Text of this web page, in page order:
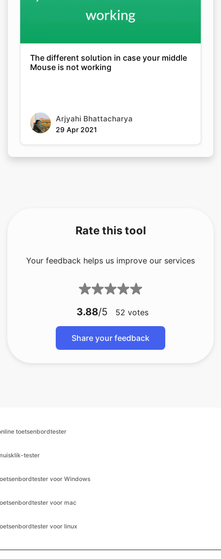
The different solution in case your middle
Mouse is not working
Arjyahi Bhattacharya
29 Apr 2021
Rate this tool
Your feedback helps us improve our services
3.88/5 52 votes
Share your feedback
toetsenbordtester
tester
voor Windows
voor mac
voor linux